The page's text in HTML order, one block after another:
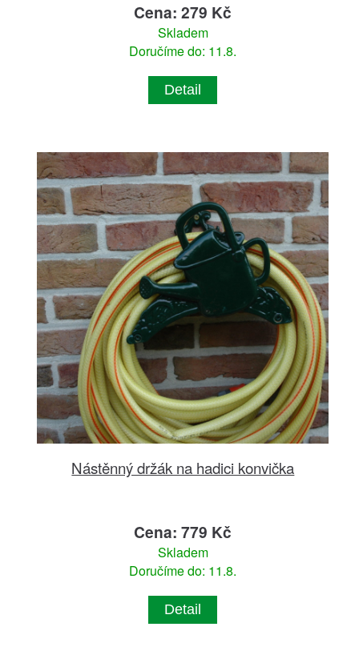
Cena: 279 Kč
Skladem
Doručíme do: 11.8.
Detail
Nástěnný držák na hadici konvička
Cena: 779 Kč
Skladem
Doručíme do: 11.8.
Detail